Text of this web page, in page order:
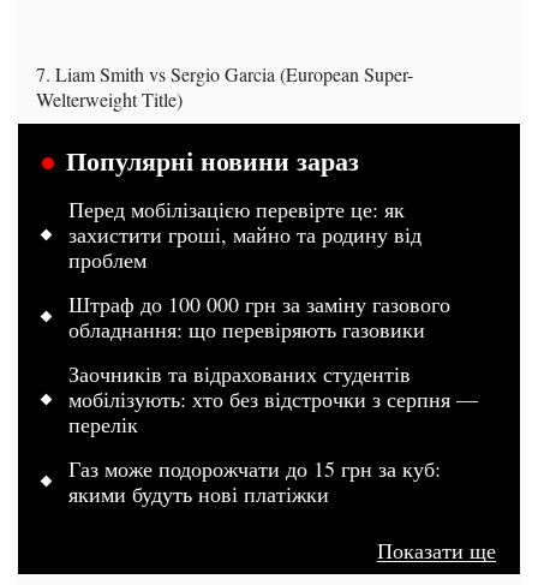
7. Liam Smith vs Sergio Garcia (European Super-
Welterweight Title)
Популярні новини зараз
Перед мобілізацією перевірте це: як
захистити гроші, майно та родину від
проблем
Штраф до 100 000 грн за заміну газового
обладнання: що перевіряють газовики
Заочників та відрахованих студентів
мобілізують: хто без відстрочки з серпня —
перелік
Газ може подорожчати до 15 грн за куб:
якими будуть нові платіжки
Показати ще